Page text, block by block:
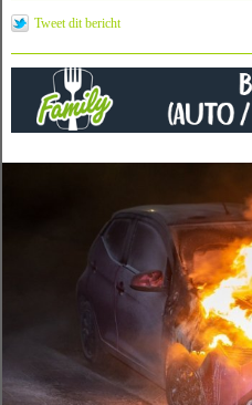
Tweet dit bericht